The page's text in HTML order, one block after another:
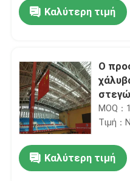
Καλύτερη τιμή
Ο
ενιαίο
MOQ
Τιμή：
Καλύτερη τιμή